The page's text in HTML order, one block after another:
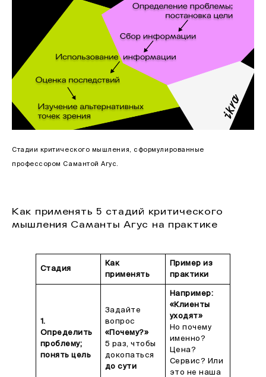
Стадии критического мышления, сформулированные
профессором Самантой Агус.
Как применять 5 стадий критического
мышления Саманты Агус на практике
Стадия
Как
применять
Пример из
практики
1.
Определить
проблему;
понять цель
Задайте
вопрос
«Почему?»
5 раз, чтобы
докопаться
до сути
Например:
«Клиенты
уходят»
Но почему
именно?
Цена?
Сервис? Или
это не наша